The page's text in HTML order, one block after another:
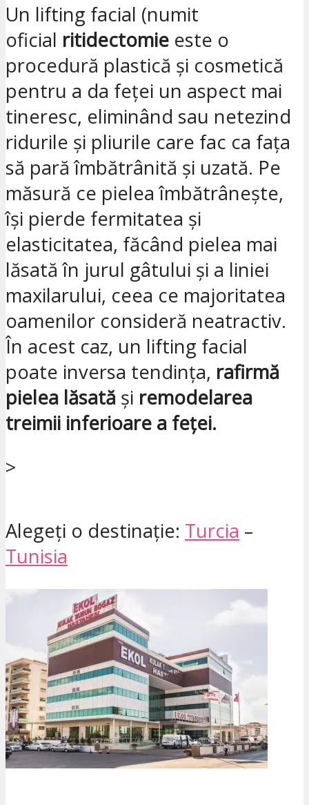
Un lifting facial (numit
oficial ritidectomie este o
procedură plastică și cosmetică
pentru a da feței un aspect mai
tineresc, eliminând sau netezind
ridurile și pliurile care fac ca fața
să pară îmbătrânită și uzată. Pe
măsură ce pielea îmbătrânește,
își pierde fermitatea și
elasticitatea, făcând pielea mai
lăsată în jurul gâtului și a liniei
maxilarului, ceea ce majoritatea
oamenilor consideră neatractiv.
În acest caz, un lifting facial
poate inversa tendința, rafirmă
pielea lăsată și remodelarea
treimii inferioare a feței.
>
Alegeți o destinație: Turcia –
Tunisia